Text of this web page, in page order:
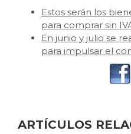
Estos serán los
para comprar sin
En junio y julio se
para impulsar el
ARTÍCULOS